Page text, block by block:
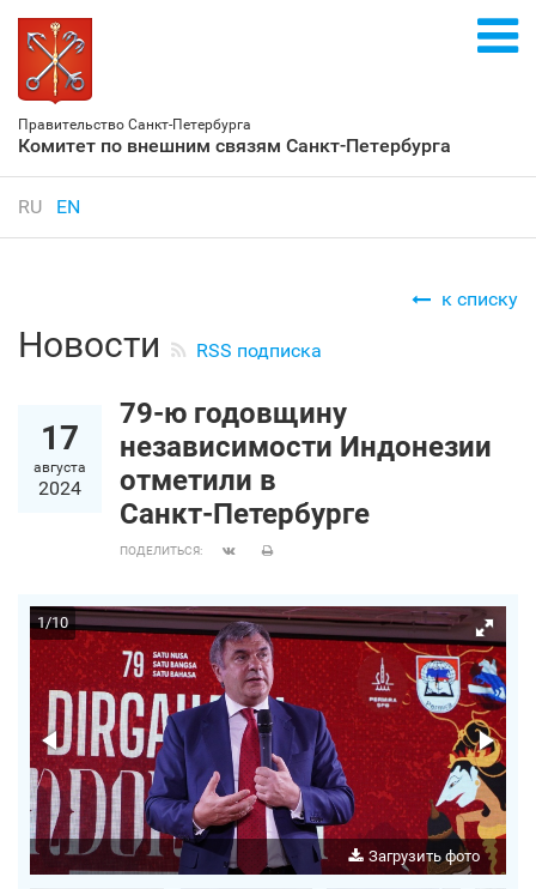
Правительство Санкт‑Петербурга
Комитет по внешним связям Санкт‑Петербурга
RU EN
к списку
Новости RSS подписка
17
августа
2024
79-ю годовщину
независимости Индонезии
отметили в
Санкт‑Петербурге
ПОДЕЛИТЬСЯ:
Загрузить фото
1/10